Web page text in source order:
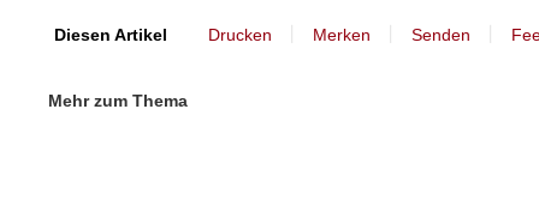
Diesen Artikel Drucken Merken Senden
Mehr zum Thema